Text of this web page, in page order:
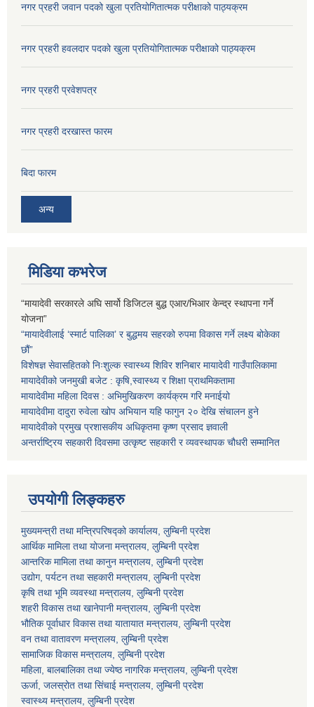
नगर प्रहरी जवान पदको खुला प्रतियोगितात्मक परीक्षाको पाठ्यक्रम
नगर प्रहरी हवलदार पदको खुला प्रतियोगितात्मक परीक्षाको पाठ्यक्रम
नगर प्रहरी प्रवेशपत्र
नगर प्रहरी दरखास्त फारम
बिदा फारम
अन्य
मिडिया कभरेज
“मायादेवी सरकारले अघि सार्यो डिजिटल बुद्ध एआर/भिआर केन्द्र स्थापना गर्ने
योजना”
“मायादेवीलाई ‘स्मार्ट पालिका’ र बुद्धमय सहरको रुपमा विकास गर्ने लक्ष्य बोकेका
छौं”
विशेषज्ञ सेवासहितको निःशुल्क स्वास्थ्य शिविर शनिबार मायादेवी गाउँपालिकामा
मायादेवीको जनमुखी बजेट : कृषि,स्वास्थ्य र शिक्षा प्राथमिकतामा
मायादेवीमा महिला दिवस : अभिमुखिकरण कार्यक्रम गरि मनाईयो
मायादेवीमा दादुरा रुवेला खोप अभियान यहि फागुन २० देखि संचालन हुने
मायादेवीको प्रमुख प्रशासकीय अधिकृतमा कृष्ण प्रसाद ज्ञवाली
अन्तर्राष्ट्रिय सहकारी दिवसमा उत्कृष्ट सहकारी र व्यवस्थापक चौधरी सम्मानित
उपयोगी लिङ्कहरु
मुख्यमन्त्री तथा मन्त्रिपरिषद्को कार्यालय, लुम्बिनी प्रदेश
आर्थिक मामिला तथा योजना मन्त्रालय, लुम्बिनी प्रदेश
आन्तरिक मामिला तथा कानुन मन्त्रालय, लुम्बिनी प्रदेश
उद्योग, पर्यटन तथा सहकारी मन्त्रालय, लुम्बिनी प्रदेश
कृषि तथा भूमि व्यवस्था मन्त्रालय, लुम्बिनी प्रदेश
शहरी विकास तथा खानेपानी मन्त्रालय, लुम्बिनी प्रदेश
भौतिक पूर्वाधार विकास तथा यातायात मन्त्रालय, लुम्बिनी प्रदेश
वन तथा वातावरण मन्त्रालय, लुम्बिनी प्रदेश
सामाजिक विकास मन्त्रालय, लुम्बिनी प्रदेश
महिला, बालबालिका तथा ज्येष्ठ नागरिक मन्त्रालय, लुम्बिनी प्रदेश
ऊर्जा, जलस्रोत तथा सिंचाई मन्त्रालय, लुम्बिनी प्रदेश
स्वास्थ्य मन्त्रालय, लुम्बिनी प्रदेश